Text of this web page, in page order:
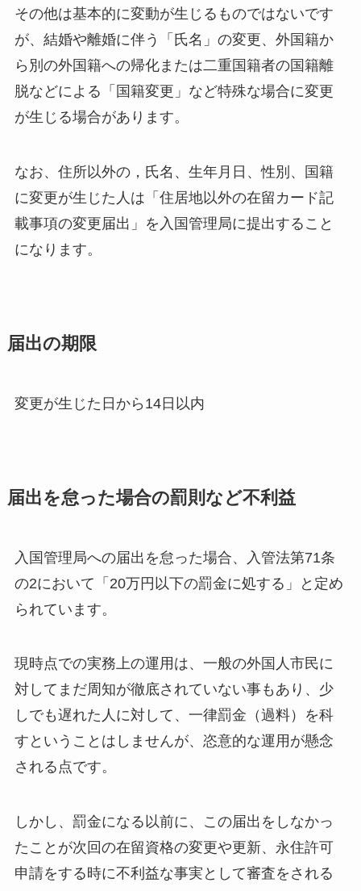
その他は基本的に変動が生じるものではないです
が、結婚や離婚に伴う「氏名」の変更、外国籍か
ら別の外国籍への帰化または二重国籍者の国籍離
脱などによる「国籍変更」など特殊な場合に変更
が生じる場合があります。
なお、住所以外の，氏名、生年月日、性別、国籍
に変更が生じた人は「住居地以外の在留カード記
載事項の変更届出」を入国管理局に提出すること
になります。
届出の期限
変更が生じた日から14日以内
届出を怠った場合の罰則など不利益
入国管理局への届出を怠った場合、入管法第71条
の2において「20万円以下の罰金に処する」と定め
られています。
現時点での実務上の運用は、一般の外国人市民に
対してまだ周知が徹底されていない事もあり、少
しでも遅れた人に対して、一律罰金（過料）を科
すということはしませんが、恣意的な運用が懸念
される点です。
しかし、罰金になる以前に、この届出をしなかっ
たことが次回の在留資格の変更や更新、永住許可
申請をする時に不利益な事実として審査をされる